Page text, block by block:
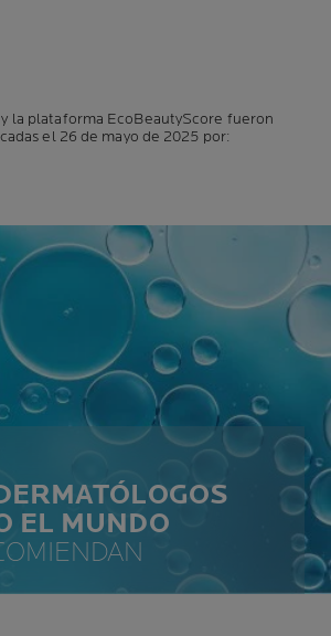
la plataforma EcoBeautyScore fueron
el 26 de mayo de 2025 por:
EL MUNDO